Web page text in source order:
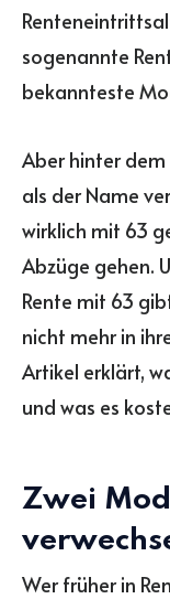
sogenannte
bekannteste
Aber hinter
als der Name
wirklich mit 63
Abzüge gehen.
Rente mit 63
nicht mehr in
Artikel erklärt,
und was es
Zwei
Wer früher in